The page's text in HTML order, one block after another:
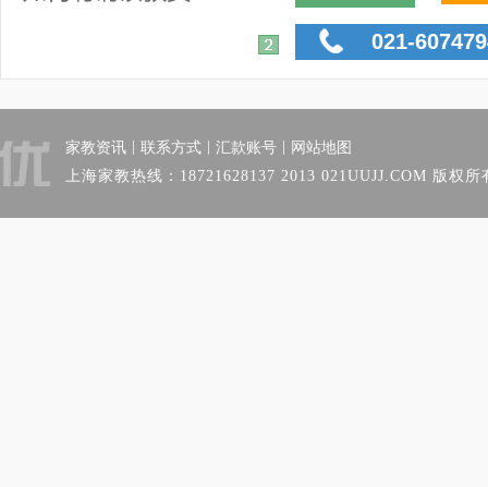
021-
家教资讯 联系方式 汇款账号
网站地图
上海家教热线：18721628137 2013 021UUJJ.COM 版权